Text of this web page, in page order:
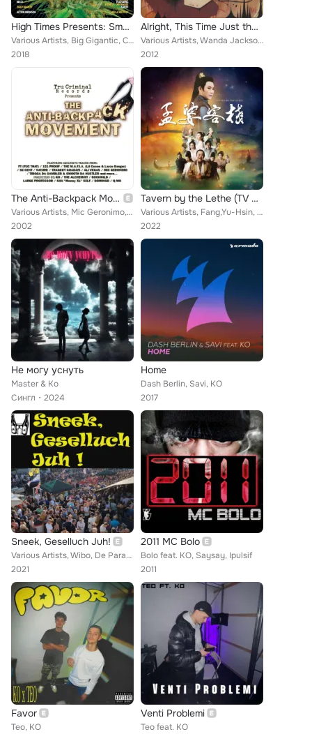
High Times Presents: Smoke Signals Music from the Mother Plant, Vol. 1
Various Artists, Big Gigantic, Caligula, B.Morales, Action Bronson, Damian "Jr. Gong" Marley, Belly, Hella Sketchy, Mac Lucci, P...
2018
Alright, This Time Just the Girls, Vol. 2
Various Artists, Wanda Jackson, A-Liners, Lisa Marr Experiment, The Stuck-Ups, Mr Airplane Man, 5,6,7,8's, Christa DeErynn, Miss...
2012
The Anti-Backpack Movement
Various Artists, Mic Geronimo, Lord Sear, Nature, Trigga Da Gambler, Scarchild, 151 Proof, 50 Cent, Ali Vegas, Tragedy Khadafi, ...
2002
Tavern by the Lethe (TV Soundtrack)
Various Artists, Fang,Yu-Hsin, Ti,Mei, Royce Wong, Ko,Shu-Chin, Li,Wen-Hsun, Guo,Yao-Ren, Shih,Yi-Nan, Lou,Hsin-Tung, Tsai,Chen-...
2022
Не могу уснуть
Master & Ko
Сингл
2024
Home
Dash Berlin, Savi, KO
2017
Sneek, Geselluch Juh!
Various Artists, Wibo, De ParaSneekamolletjes, De Koelboxen, Sybe & Marjan, Jan-Joost, Dikke Lul Band, Oeth & Ko, Eppo Di Kleppo...
2021
2011 MC Bolo
Bolo feat. KO, Saysay, Ipulsif
2011
Favor
Teo, KO
Venti Problemi
Teo feat. KO